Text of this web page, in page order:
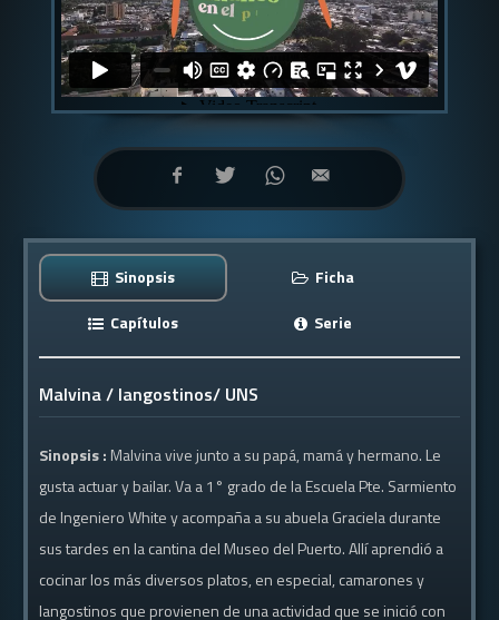
Sinopsis
Ficha
Capítulos
Serie
Malvina / langostinos/ UNS
Sinopsis : Malvina vive junto a su papá, mamá y hermano. Le
gusta actuar y bailar. Va a 1° grado de la Escuela Pte. Sarmiento
de Ingeniero White y acompaña a su abuela Graciela durante
sus tardes en la cantina del Museo del Puerto. Allí aprendió a
cocinar los más diversos platos, en especial, camarones y
langostinos que provienen de una actividad que se inició con